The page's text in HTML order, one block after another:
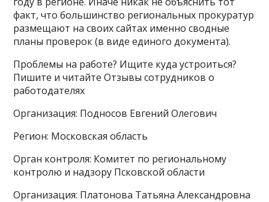
факт, что большинство региональных прокуратур
размещают на своих сайтах именно сводные
планы проверок (в виде единого документа).
Проблемы на работе? Ищите куда устроиться?
Пишите и читайте Отзывы сотрудников о
работодателях
Организация: Подносов Евгений Олегович
Регион: Московская область
Орган контроля: Комитет по региональному
контролю и надзору Псковской области
Организация: Платонова Татьяна Александровна